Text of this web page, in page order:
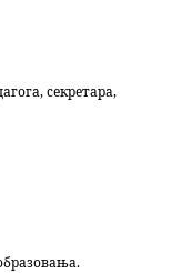
секретара,